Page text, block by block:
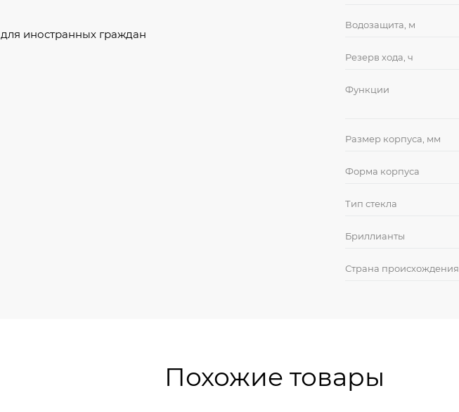
для иностранных граждан
Водозащита, м
Резерв хода, ч
Функции
Размер корпуса, мм
Форма корпуса
Тип стекла
Бриллианты
Страна происхождения
Похожие товары